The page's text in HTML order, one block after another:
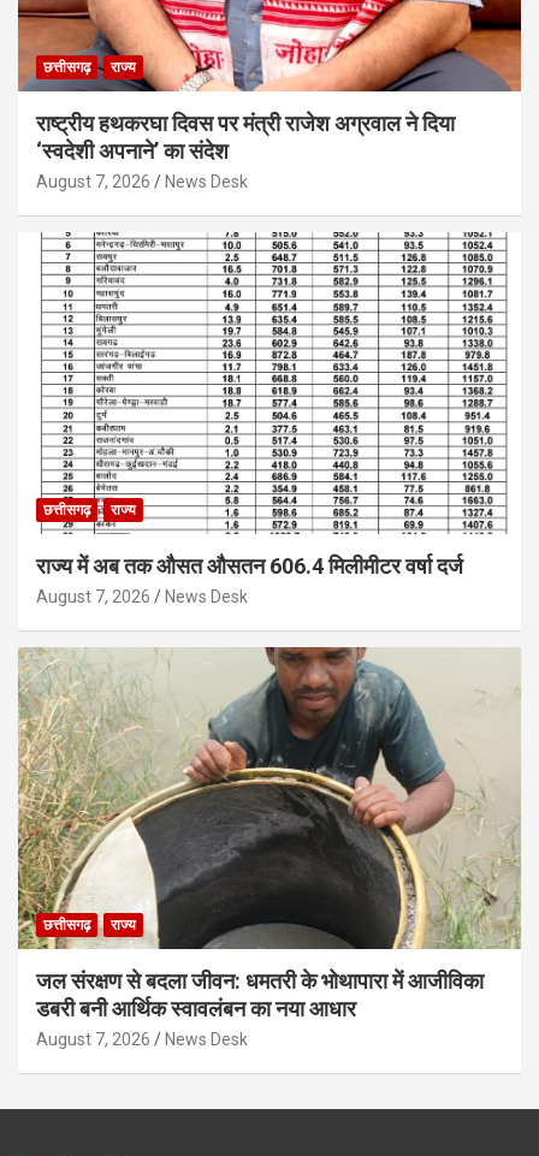
छत्तीसगढ़ राज्य
राष्ट्रीय हथकरघा दिवस पर मंत्री राजेश अग्रवाल ने दिया
‘स्वदेशी अपनाने’ का संदेश
August 7, 2026 News Desk
छत्तीसगढ़ राज्य
राज्य में अब तक औसत औसतन 606.4 मिलीमीटर वर्षा दर्ज
August 7, 2026 News Desk
छत्तीसगढ़ राज्य
जल संरक्षण से बदला जीवन: धमतरी के भोथापारा में आजीविका
डबरी बनी आर्थिक स्वावलंबन का नया आधार
August 7, 2026 News Desk